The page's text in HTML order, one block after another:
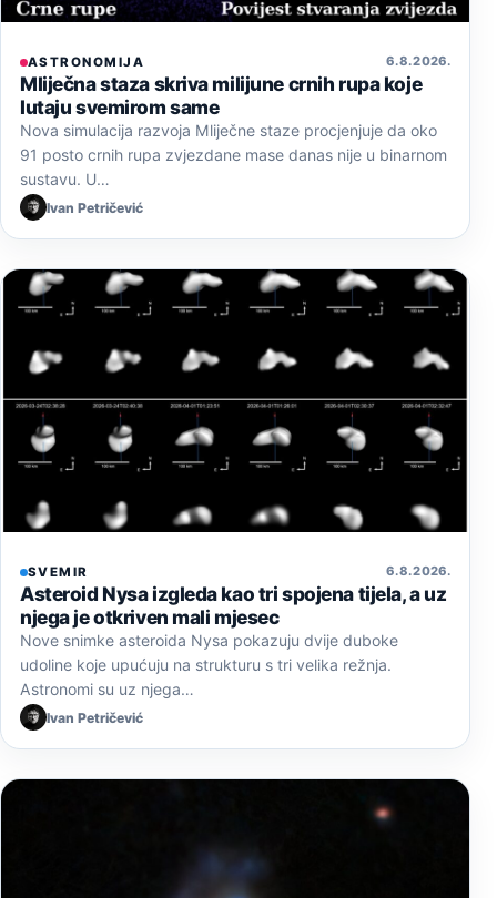
ASTRONOMIJA 6. 8. 2026.
Mliječna staza skriva milijune crnih rupa koje
lutaju svemirom same
Nova simulacija razvoja Mliječne staze procjenjuje da oko
91 posto crnih rupa zvjezdane mase danas nije u binarnom
sustavu. U…
Ivan Petričević
SVEMIR 6. 8. 2026.
Asteroid Nysa izgleda kao tri spojena tijela, a uz
njega je otkriven mali mjesec
Nove snimke asteroida Nysa pokazuju dvije duboke
udoline koje upućuju na strukturu s tri velika režnja.
Astronomi su uz njega…
Ivan Petričević